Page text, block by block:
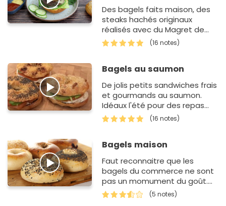
Des bagels faits maison, des
steaks hachés originaux
réalisés avec du Magret de
Canard et voilà un repas
complet plein de saveurs !
(16 notes)
Bagels au saumon
De jolis petits sandwiches frais
et gourmands au saumon.
Idéaux l'été pour des repas
légers, sains et complets !
(16 notes)
Bagels maison
Faut reconnaitre que les
bagels du commerce ne sont
pas un momument du goût.
Celà fait quelques temps que
je découvre les bagels et je ne
(5 notes)